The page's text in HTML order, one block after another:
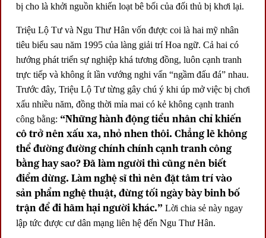
bị cho là khởi nguồn khiến loạt bê bối của đối thủ bị khơi lại.
Triệu Lộ Tư và Ngu Thư Hân vốn được coi là hai mỹ nhân
tiêu biểu sau năm 1995 của làng giải trí Hoa ngữ. Cả hai có
hướng phát triển sự nghiệp khá tương đồng, luôn cạnh tranh
trực tiếp và không ít lần vướng nghi vấn “ngầm đấu đá” nhau.
Trước đây, Triệu Lộ Tư từng gây chú ý khi úp mở việc bị chơi
xấu nhiều năm, đồng thời mỉa mai có kẻ không cạnh tranh
công bằng: “Những hành động tiểu nhân chỉ khiến
cô trở nên xấu xa, nhỏ nhen thôi. Chẳng lẽ không
thể đường đường chính chính cạnh tranh công
bằng hay sao? Đã làm người thì cũng nên biết
điểm dừng. Làm nghệ sĩ thì nên đặt tâm trí vào
sản phẩm nghệ thuật, đừng tối ngày bày binh bố
trận để đi hãm hại người khác.” Lời chia sẻ này ngay
lập tức được cư dân mạng liên hệ đến Ngu Thư Hân.